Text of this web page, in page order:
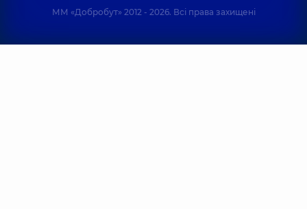
ММ «Добробут» 2012 - 2026. Всі права захищені